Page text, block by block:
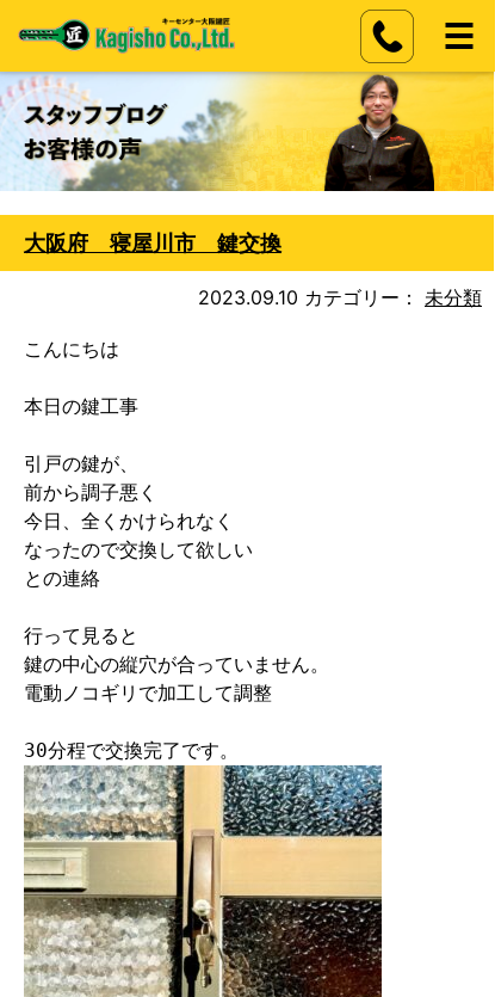
大阪府 寝屋川市 鍵交換
2023.09.10 カテゴリー： 未分類
こんにちは
本日の鍵工事
引戸の鍵が、
前から調子悪く
今日、全くかけられなく
なったので交換して欲しい
との連絡
行って見ると
鍵の中心の縦穴が合っていません。
電動ノコギリで加工して調整
30分程で交換完了です。